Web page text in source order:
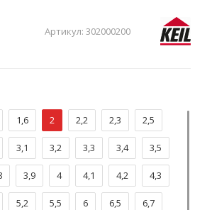
Артикул: 302000200
1,6 2 2,2 2,3 2,5
3,1 3,2 3,3 3,4 3,5
3,9 4 4,1 4,2 4,3
5,2 5,5 6 6,5 6,7